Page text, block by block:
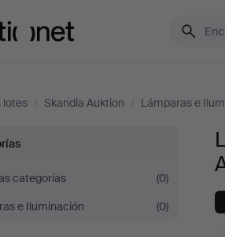
lotes / Skandia Auktion / Lámparas e
categorías
(0)
e Iluminación
(0)